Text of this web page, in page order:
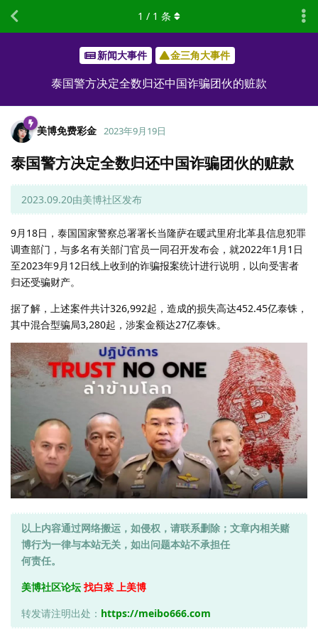
新闻大事件 金三角大事件
泰国警方决定全数归还中国诈骗团伙的赃款
1 / 1 条
美博免费彩金 2023年9月19日
泰国警方决定全数归还中国诈骗团伙的赃款
2023.09.20由美博社区发布
9月18日，泰国国家警察总署署长当隆萨在暖武里府北革县信息犯罪
调查部门，与多名有关部门官员一同召开发布会，就2022年1月1日
至2023年9月12日线上收到的诈骗报案统计进行说明，以向受害者
归还受骗财产。
据了解，上述案件共计326,992起，造成的损失高达452.45亿泰铢，
其中混合型骗局3,280起，涉案金额达27亿泰铢。
以上内容通过网络搬运，如侵权，请联系删除；文章内相关赌
博行为一律与本站无关，如出问题本站不承担任
何责任。
美博社区论坛 找白菜 上美博
转发请注明出处： https://meibo666.com